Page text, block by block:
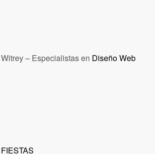
– Especialistas en Diseño Web